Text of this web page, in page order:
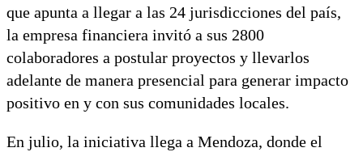
que apunta a llegar a las 24 jurisdicciones del país,
la empresa financiera invitó a sus 2800
colaboradores a postular proyectos y llevarlos
adelante de manera presencial para generar impacto
positivo en y con sus comunidades locales.
En julio, la iniciativa llega a Mendoza, donde el